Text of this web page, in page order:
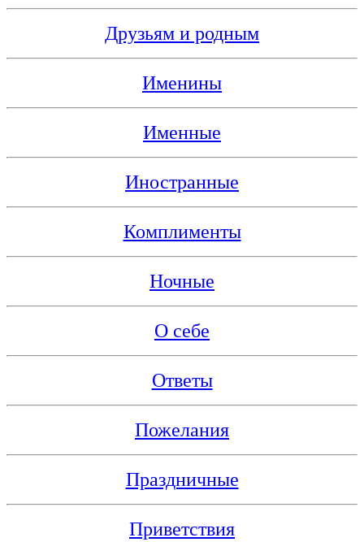
Друзьям и родным
Именины
Именные
Иностранные
Комплименты
Ночные
О себе
Ответы
Пожелания
Праздничные
Приветствия